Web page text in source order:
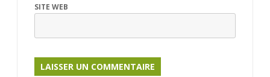
SITE WEB